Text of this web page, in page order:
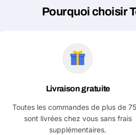
Pourquoi choisir
Livraison gratuite
Toutes les commandes de plus de
sont livrées chez vous sans frais
supplémentaires.